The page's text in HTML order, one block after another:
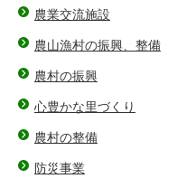
農業交流施設
農山漁村の振興、整備
農村の振興
心豊かな里づくり
農村の整備
防災事業